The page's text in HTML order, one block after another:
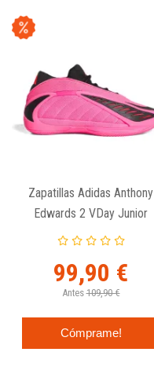
Zapatillas Adidas Anthony
Edwards 2 VDay Junior
99,90 €
Antes 109,90 €
Cómprame!